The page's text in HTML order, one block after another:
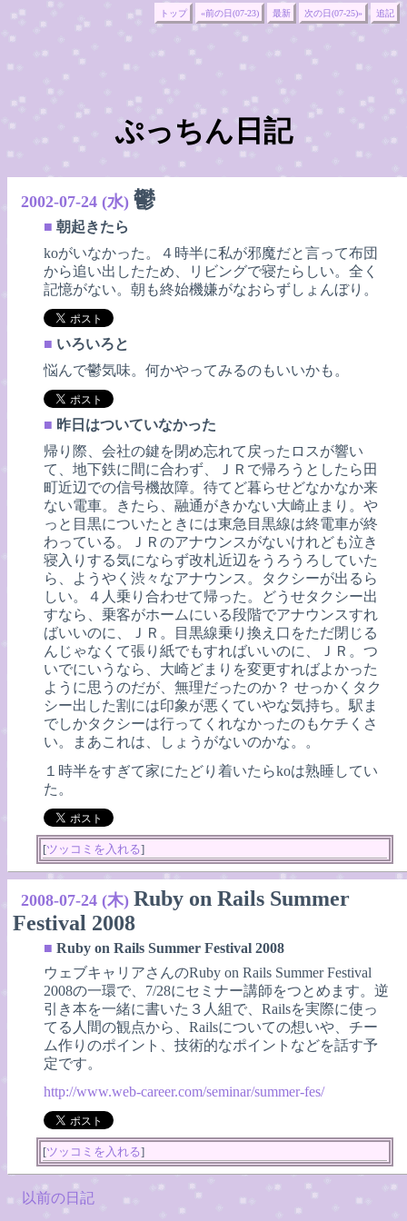
トップ «前の日(07-23) 最新 次の日(07-25)» 追記
ぷっちん日記
2002-07-24 (水) 鬱
■ 朝起きたら
koがいなかった。４時半に私が邪魔だと言って布団
から追い出したため、リビングで寝たらしい。全く
記憶がない。朝も終始機嫌がなおらずしょんぼり。
■ いろいろと
悩んで鬱気味。何かやってみるのもいいかも。
■ 昨日はついていなかった
帰り際、会社の鍵を閉め忘れて戻ったロスが響い
て、地下鉄に間に合わず、ＪＲで帰ろうとしたら田
町近辺での信号機故障。待てど暮らせどなかなか来
ない電車。きたら、融通がきかない大崎止まり。や
っと目黒についたときには東急目黒線は終電車が終
わっている。ＪＲのアナウンスがないけれども泣き
寝入りする気にならず改札近辺をうろうろしていた
ら、ようやく渋々なアナウンス。タクシーが出るら
しい。４人乗り合わせて帰った。どうせタクシー出
すなら、乗客がホームにいる段階でアナウンスすれ
ばいいのに、ＪＲ。目黒線乗り換え口をただ閉じる
んじゃなくて張り紙でもすればいいのに、ＪＲ。つ
いでにいうなら、大崎どまりを変更すればよかった
ように思うのだが、無理だったのか？ せっかくタク
シー出した割には印象が悪くていやな気持ち。駅ま
でしかタクシーは行ってくれなかったのもケチくさ
い。まあこれは、しょうがないのかな。。
１時半をすぎて家にたどり着いたらkoは熟睡してい
た。
[ツッコミを入れる]
2008-07-24 (木) Ruby on Rails Summer
Festival 2008
■ Ruby on Rails Summer Festival 2008
ウェブキャリアさんのRuby on Rails Summer Festival
2008の一環で、7/28にセミナー講師をつとめます。逆
引き本を一緒に書いた３人組で、Railsを実際に使っ
てる人間の観点から、Railsについての想いや、チー
ム作りのポイント、技術的なポイントなどを話す予
定です。
http://www.web-career.com/seminar/summer-fes/
[ツッコミを入れる]
以前の日記